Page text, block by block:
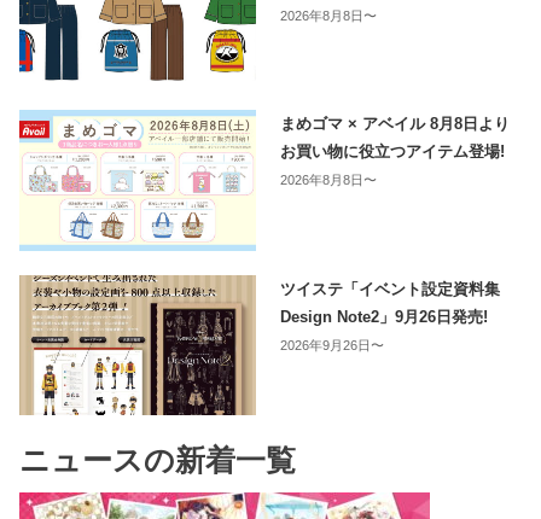
2026年8月8日〜
まめゴマ × アベイル 8月8日より
お買い物に役立つアイテム登場!
2026年8月8日〜
ツイステ「イベント設定資料集
Design Note2」9月26日発売!
2026年9月26日〜
ニュースの新着一覧